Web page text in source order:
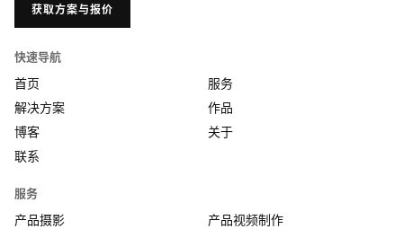
获取方案与报价
快速导航
首页
服务
解决方案
作品
博客
关于
联系
服务
产品摄影
产品视频制作